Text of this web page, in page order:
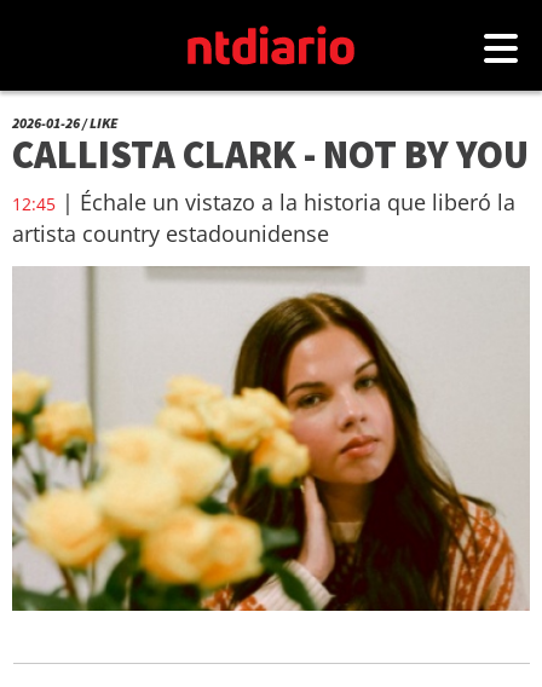
2026-01-26 / LIKE
CALLISTA CLARK - NOT BY YOU
12:45 | Échale un vistazo a la historia que liberó la
artista country estadounidense